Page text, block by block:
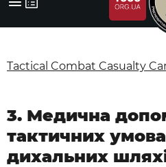
Tactical Combat Casualty
3. Медична
тактичних
дихальних